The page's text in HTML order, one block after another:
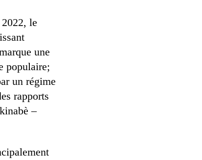
le
une
populaire;
un régime
rapports
–